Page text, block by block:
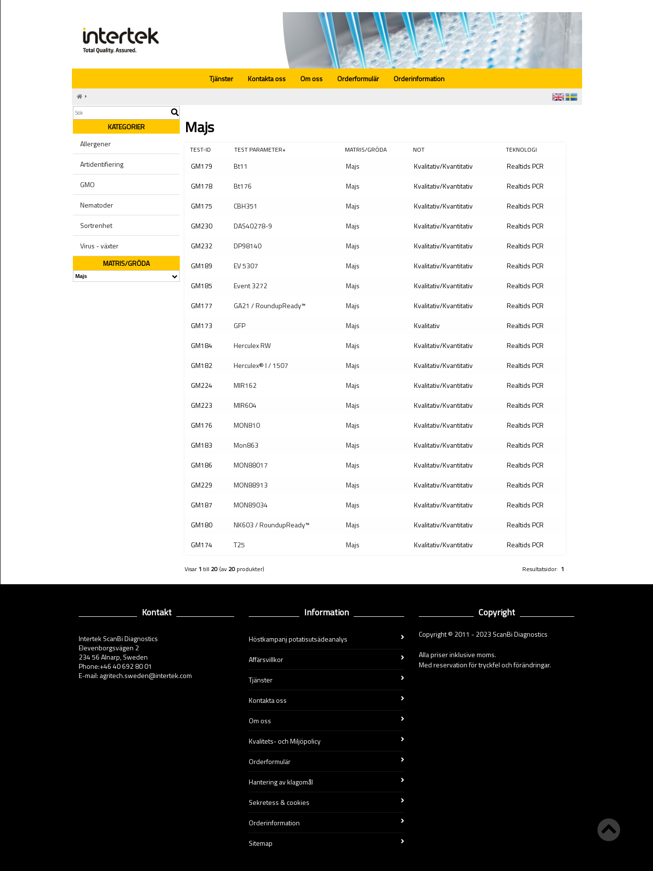
Tjänster Kontakta oss Om oss Orderformulär Orderinformation
KATEGORIER
Allergener
Artidentifiering
GMO
Nematoder
Sortrenhet
Virus - växter
MATRIS/GRÖDA
Majs
TEST-ID TEST PARAMETER+ MATRIS/GRÖDA NOT TEKNOLOGI
GM179 Bt11 Majs Kvalitativ/Kvantitativ
Realtids PCR
GM178
Bt176 Majs Kvalitativ/Kvantitativ
Realtids PCR
GM175
CBH351 Majs Kvalitativ/Kvantitativ
Realtids PCR
GM230
DAS40278-9 Majs Kvalitativ/Kvantitativ
Realtids PCR
GM232
DP98140 Majs Kvalitativ/Kvantitativ
Realtids PCR
GM189
EV 5307 Majs Kvalitativ/Kvantitativ
Realtids PCR
GM185
Event 3272 Majs Kvalitativ/Kvantitativ
Realtids PCR
GM177
GA21 / RoundupReady™ Majs Kvalitativ/Kvantitativ
Realtids PCR
GM173
GFP Majs Kvalitativ
Realtids PCR
GM184
Herculex RW Majs Kvalitativ/Kvantitativ
Realtids PCR
GM182
Herculex® I / 1507 Majs Kvalitativ/Kvantitativ
Realtids PCR
GM224
MIR162 Majs Kvalitativ/Kvantitativ
Realtids PCR
GM223
MIR604 Majs Kvalitativ/Kvantitativ
Realtids PCR
GM176
MON810 Majs Kvalitativ/Kvantitativ
Realtids PCR
GM183
Mon863 Majs Kvalitativ/Kvantitativ
Realtids PCR
GM186
MON88017 Majs Kvalitativ/Kvantitativ
Realtids PCR
GM229
MON88913 Majs Kvalitativ/Kvantitativ
Realtids PCR
GM187
MON89034 Majs Kvalitativ/Kvantitativ
Realtids PCR
GM180
NK603 / RoundupReady™ Majs Kvalitativ/Kvantitativ
Realtids PCR
GM174
T25 Majs Kvalitativ/Kvantitativ Realtids PCR
Visar1 till 20 (av 20 produkter) Resultatsidor: 1
Kontakt
Intertek ScanBi Diagnostics
Elevenborgsvägen 2
234 56 Alnarp, Sweden
Phone:+46 40 692 80 01
E-mail: agritech.sweden@intertek.com
Information
Höstkampanj potatisutsädeanalys
Affärsvillkor
Tjänster
Kontakta oss
Om oss
Kvalitets- och Miljöpolicy
Orderformulär
Hantering av klagomål
Sekretess & cookies
Orderinformation
Sitemap
Copyright
Copyright © 2011 - 2023 ScanBi Diagnostics
Alla priser inklusive moms.
Med reservation för tryckfel och förändringar.